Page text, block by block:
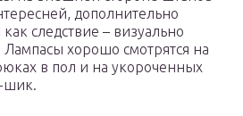
дополнительно
следствие – визуально
хорошо смотрятся на
в пол и на укороченных
шик.